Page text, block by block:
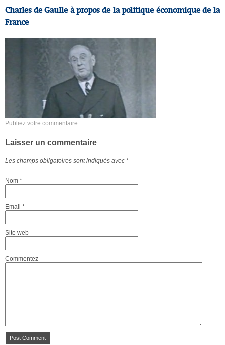
Charles de Gaulle à propos de la politique économique de la
France
Publiez votre commentaire
Laisser un commentaire
Les champs obligatoires sont indiqués avec *
Nom *
Email *
Site web
Commentez